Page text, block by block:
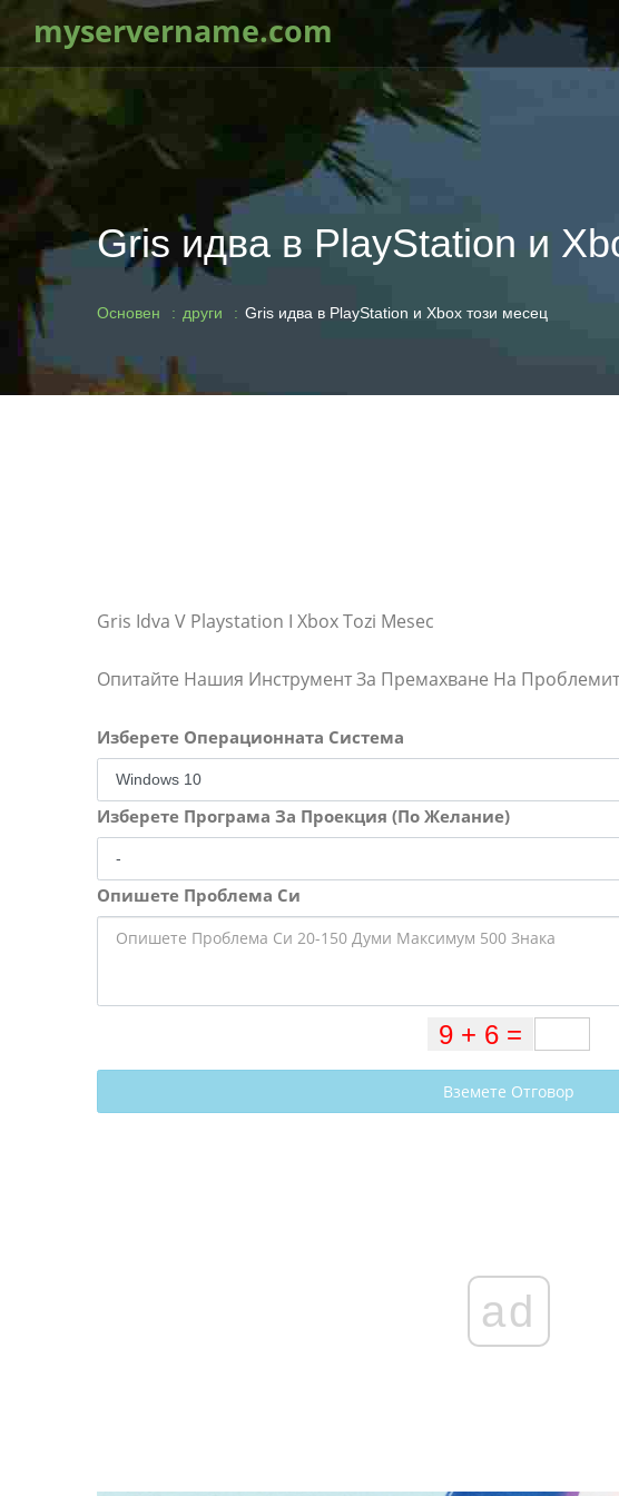
myservername.com
Gris идва в PlayStation и
Основен други Gris идва в PlayStation и Xbox този месец
Gris Idva V Playstation I Xbox Tozi Mesec
Опитайте Нашия Инструмент За Премахване На
Изберете Операционната Система
Изберете Програма За Проекция (По Желание)
Опишете Проблема Си
Вземете Отговор
ad